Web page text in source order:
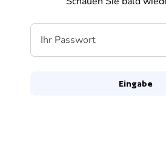
Ihr Passwort
Eingabe